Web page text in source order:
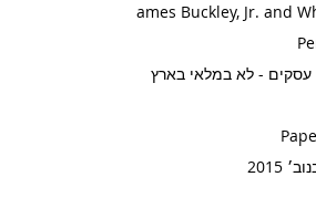
ames Buckley, Jr. and